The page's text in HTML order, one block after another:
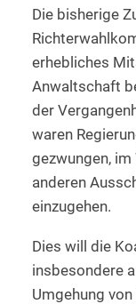
Die bisherige
erhebliches
Anwaltschaft
der
waren
gezwungen,
anderen
einzugehen.
Dies will die
insbesondere
Umgehung